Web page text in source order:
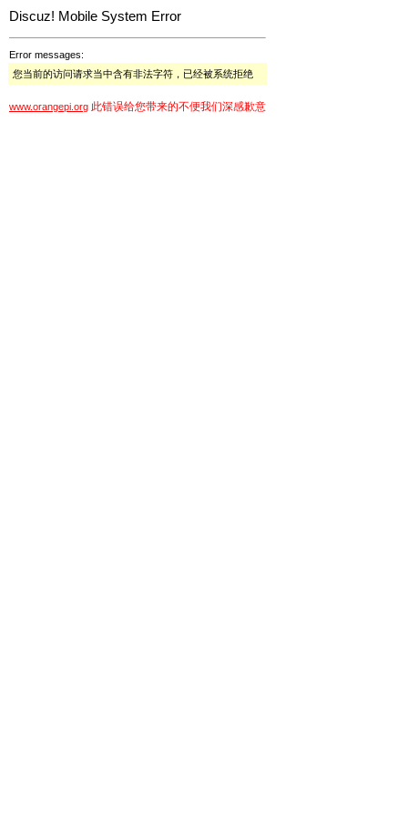
Discuz! Mobile System Error
Error messages:
您当前的访问请求当中含有非法字符，已经被系统拒绝
www.orangepi.org 此错误给您带来的不便我们深感歉意